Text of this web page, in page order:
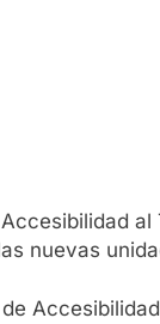
al
nuevas